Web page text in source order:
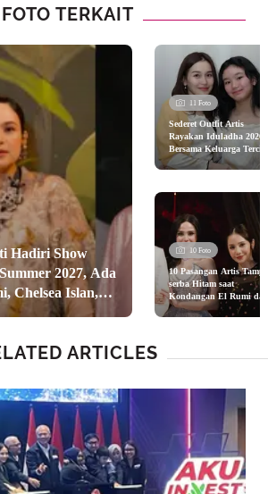
FOTO TERKAIT
Hadiri Show
2027, Ada
Chelsea Islan,
11 Foto
Sederet Outfit Artis
Rayakan Iduladha 2026
Bersama Keluarga
dari Ayu Ting Ting,
10 Foto
10 Pasangan Artis
serba Hitam saat
Kondangan El Rumi dan
Syifa Hadju dari Nagita
ARTICLES